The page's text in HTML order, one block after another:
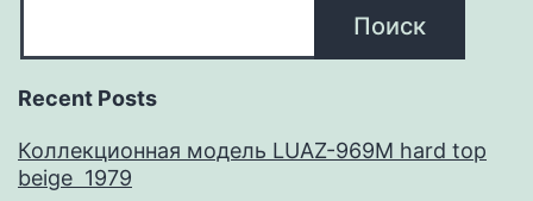
Поиск
Recent Posts
Коллекционная модель LUAZ-969M hard top
beige 1979